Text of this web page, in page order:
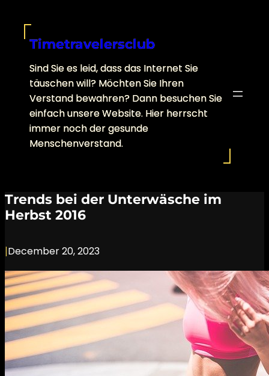
contentTimetravelersclub
Sind Sie es leid, dass das Internet Sie
täuschen will? Möchten Sie Ihren
Verstand bewahren? Dann besuchen Sie
einfach unsere Website. Hier herrscht
immer noch der gesunde
Menschenverstand.
Trends bei der Unterwäsche im
Herbst 2016
|December 20, 2023